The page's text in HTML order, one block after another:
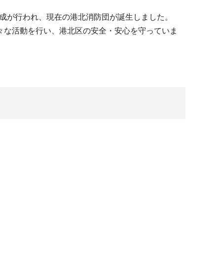
行われ、現在の港北消防団が誕生しました。
活動を行い、港北区の安全・安心を守っていま